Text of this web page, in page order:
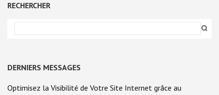
RECHERCHER
DERNIERS MESSAGES
Optimisez la Visibilité de Votre Site Internet grâce au